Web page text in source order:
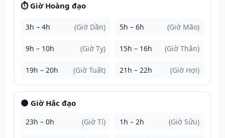
⏱️ Giờ Hoàng đạo
3h – 4h (Giờ Dần) 5h – 6h (Giờ Mão)
9h – 10h (Giờ Tỵ) 15h – 16h (Giờ Thân)
19h – 20h (Giờ Tuất) 21h – 22h (Giờ Hợi)
🌑 Giờ Hắc đạo
23h – 0h (Giờ Tí) 1h – 2h (Giờ Sửu)